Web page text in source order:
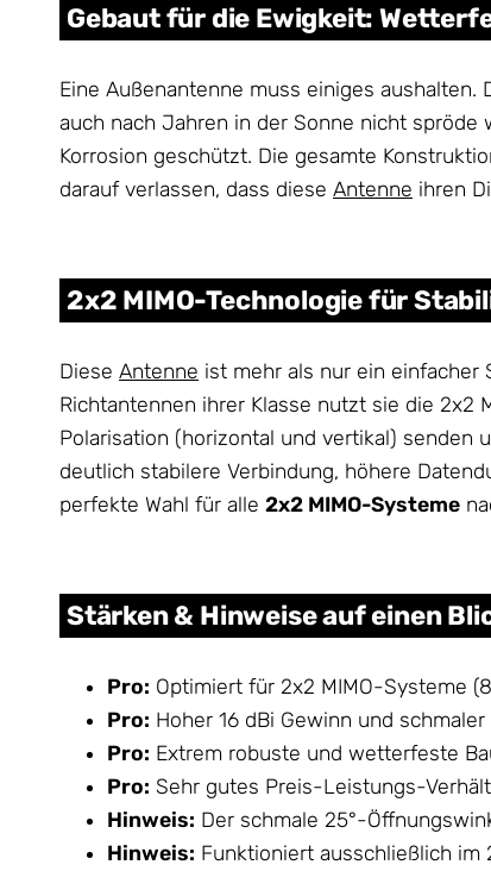
Gebaut für die Ewigkeit:
Eine Außenantenne muss einiges aushalten.
auch nach Jahren in der Sonne nicht
Korrosion geschützt. Die gesamte
darauf verlassen, dass diese Antenne ihren
2x2 MIMO-Technologie für
Diese Antenne ist mehr als nur ein einfacher
Richtantennen ihrer Klasse nutzt sie die
Polarisation (horizontal und vertikal) senden
deutlich stabilere Verbindung, höhere
perfekte Wahl für alle 2x2 MIMO-Systeme
Stärken & Hinweise auf einen
Pro: Optimiert für 2x2 MIMO-Systeme
Pro: Hoher 16 dBi Gewinn und
Pro: Extrem robuste und wetterfeste
Pro: Sehr gutes Preis-Leistungs-
Hinweis: Der schmale 25°-
Hinweis: Funktioniert ausschließlich im